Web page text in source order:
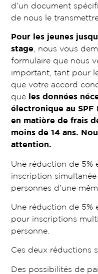
d’un document
de nous le
Pour les jeunes
stage , nous vous
formulaire que nous
important, tant pour
que votre accord
que les données
électronique au SPF
en matière de frais
moins de 14 ans.
attention.
Une réduction de 5%
inscription
personnes d’une
Une réduction de 5%
pour inscriptions
personne.
Ces deux réductions
Des possibilités de